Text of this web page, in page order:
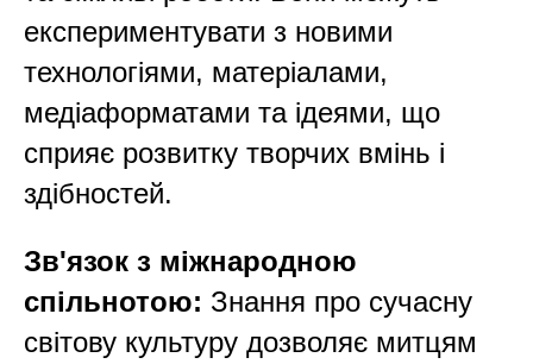
експериментувати з новими
технологіями, матеріалами,
медіаформатами та ідеями, що
сприяє розвитку творчих вмінь і
здібностей.
Зв'язок з міжнародною
спільнотою: Знання про сучасну
світову культуру дозволяє митцям